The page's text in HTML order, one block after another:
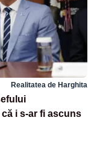
Realitatea de Harghita
i s-ar fi ascuns